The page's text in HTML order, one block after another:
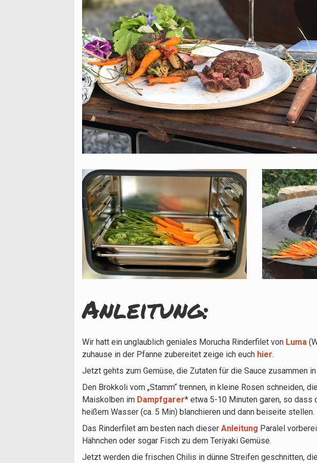
Anleitung:
Wir hatt ein unglaublich geniales Morucha Rinderfilet von Luma
zuhause in der Pfanne zubereitet zeige ich euch hier.
Jetzt gehts zum Gemüse, die Zutaten für die Sauce zusammen
Den Brokkoli vom „Stamm“ trennen, in kleine Rosen schneiden,
Maiskolben im Dampfgarer* etwa 5-10 Minuten garen, so dass
heißem Wasser (ca. 5 Min) blanchieren und dann beiseite stellen.
Das Rinderfilet am besten nach dieser Anleitung Paralel
Hähnchen oder sogar Fisch zu dem Teriyaki Gemüse.
Jetzt werden die frischen Chilis in dünne Streifen geschnitten,